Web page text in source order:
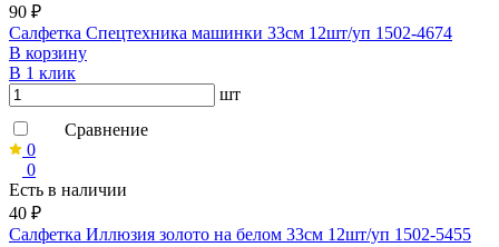
90 ₽
Салфетка Спецтехника машинки 33см 12шт/уп 1502-4674
В корзину
В 1 клик
шт
Сравнение
0
0
Есть в наличии
40 ₽
Салфетка Иллюзия золото на белом 33см 12шт/уп 1502-5455